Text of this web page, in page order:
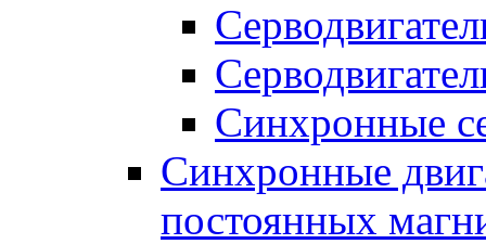
Синхронные
Синхронные
постоянных